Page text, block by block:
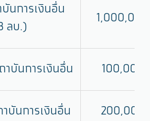
นการเงินอื่น
ลบ.)
1,000,000
าบันการเงินอื่น 100,000
บันการเงินอื่น 200,000